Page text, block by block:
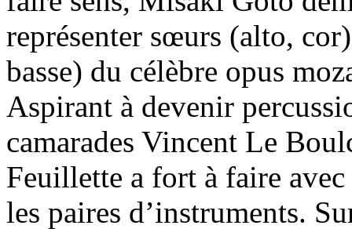
représenter sœurs (alto,
basse) du célèbre opus
Aspirant à devenir
camarades Vincent Le
Feuillette a fort à faire avec
les paires d’instruments.